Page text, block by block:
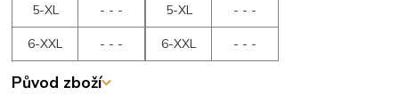
5-XL
- - -
6-XXL
- - -
5-XL
- - -
6-XXL
- - -
Původ zboží